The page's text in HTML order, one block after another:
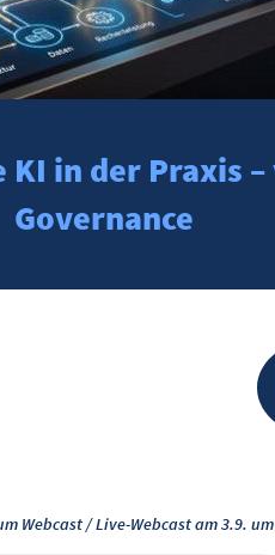
KI in der Praxis
Governance